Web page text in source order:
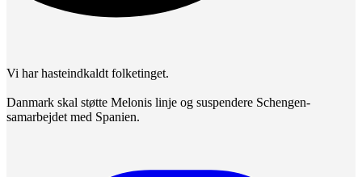
Vi har hasteindkaldt folketinget.
Danmark skal støtte Melonis linje og suspendere Schengen-
samarbejdet med Spanien.